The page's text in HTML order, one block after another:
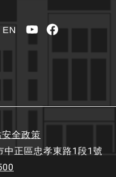
EN YouTubeFacebook
全政策
中正區忠孝東路1段1號